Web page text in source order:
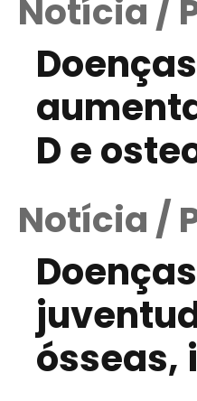
Notícia /
D e
Notícia /
ósseas,